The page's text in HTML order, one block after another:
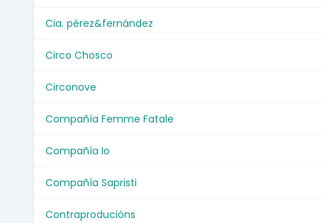
Cia. pérez&fernández
Circo Chosco
Circonove
Compañía Femme Fatale
Compañía Io
Compañía Sapristi
Contraproducións